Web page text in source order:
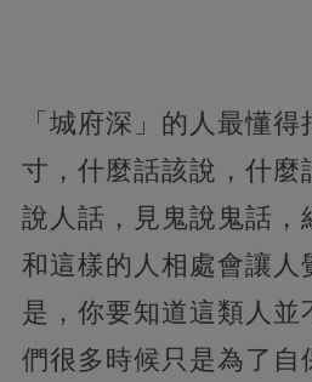
「城府深」的人最懂
寸，什麼話該說，什麼
說人話，見鬼說鬼話，
和這樣的人相處會讓人
是，你要知道這類人並
們很多時候只是為了自